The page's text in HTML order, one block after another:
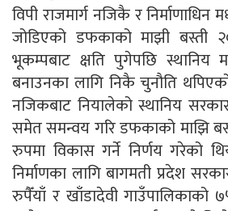
विपी राजमार्ग नजिकै र निर्माणाधिन
जोडिएको डफकाको माझी बस्ती
भूकम्पबाट क्षति पुगेपछि स्थानिय
बनाउनका लागि निकै चुनौति
नजिकबाट नियालेको स्थानिय
समेत समन्वय गरि डफकाको माझि
रुपमा विकास गर्ने निर्णय गरेको
निर्माणका लागि बागमती प्रदेश
रुपैँयाँ र खाँडादेवी गाउँपालिकाको